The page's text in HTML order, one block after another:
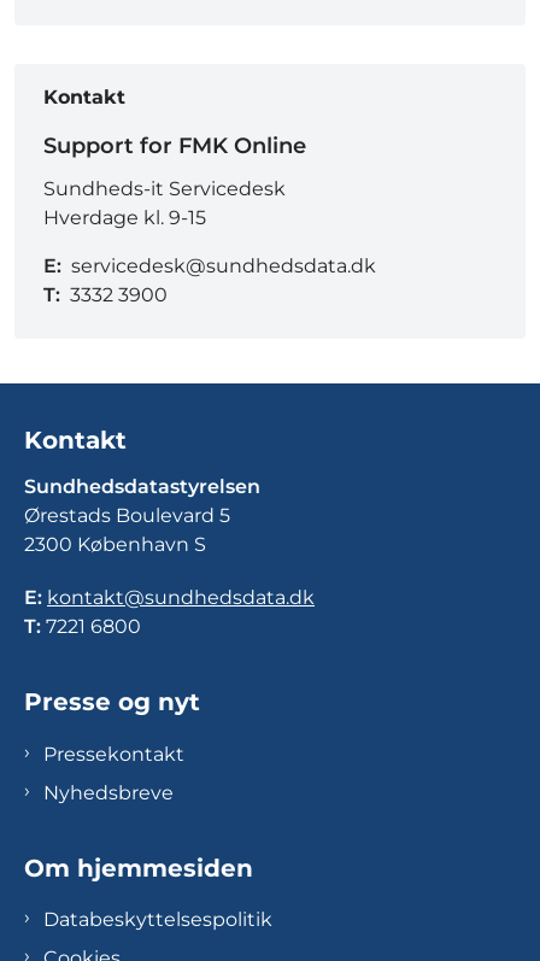
Kontakt
Support for FMK Online
Sundheds-it Servicedesk
Hverdage kl. 9-15
E: servicedesk@sundhedsdata.dk
T: 3332 3900
Kontakt
Sundhedsdatastyrelsen
Ørestads Boulevard 5
2300 København S
E: kontakt@sundhedsdata.dk
T: 7221 6800
Presse og nyt
Pressekontakt
Nyhedsbreve
Om hjemmesiden
Databeskyttelsespolitik